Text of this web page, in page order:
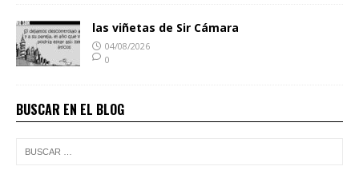
las viñetas de Sir Cámara
04/08/2026
0
BUSCAR EN EL BLOG